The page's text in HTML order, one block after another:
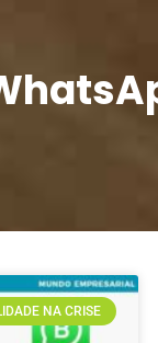
NA CRISE